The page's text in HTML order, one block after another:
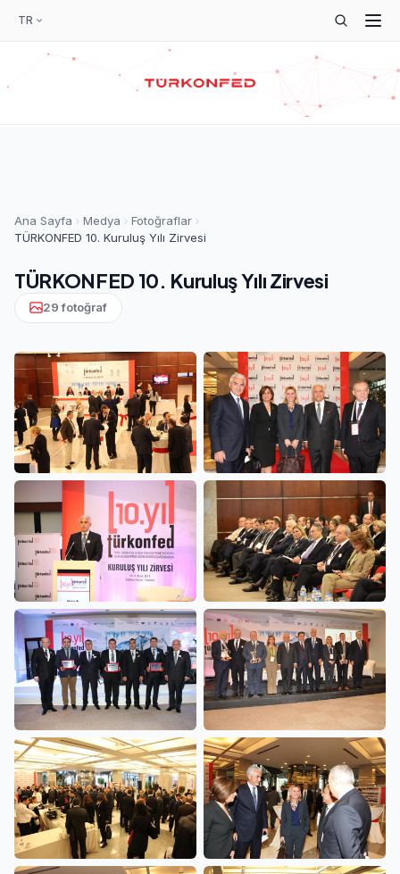
TR
Ana Sayfa Medya
Fotoğraflar
TÜRKONFED 10. Kuruluş Yılı Zirvesi
TÜRKONFED 10. Kuruluş Yılı Zirvesi
29 fotoğraf